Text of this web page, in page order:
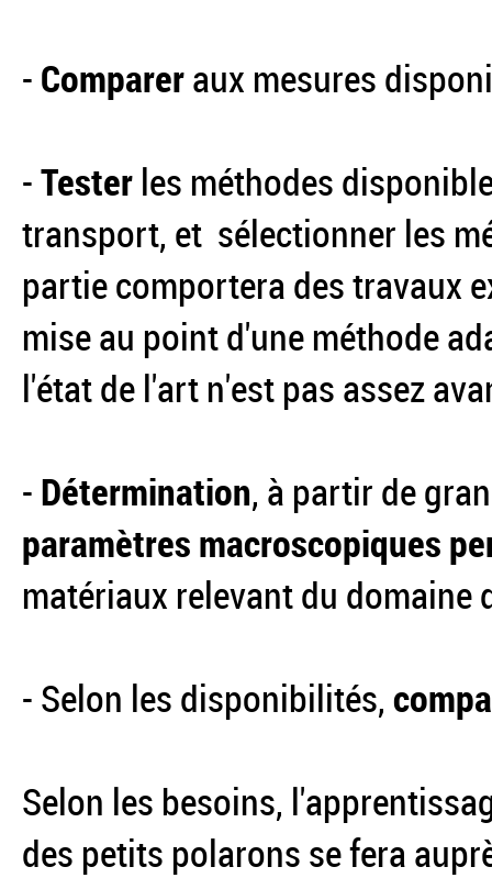
- Comparer aux mesures
- Tester les méthodes
transport, et sélectionner les
partie comportera des travaux
mise au point d'une méthode
l'état de l'art n'est pas assez
- Détermination, à partir de
paramètres macroscopiques
matériaux relevant du
- Selon les disponibilités,
Selon les besoins,
des petits polarons se fera